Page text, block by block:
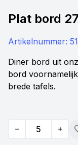
Plat bord
Artikelnummer:
Diner bord uit
bord
brede tafels.
Quantity